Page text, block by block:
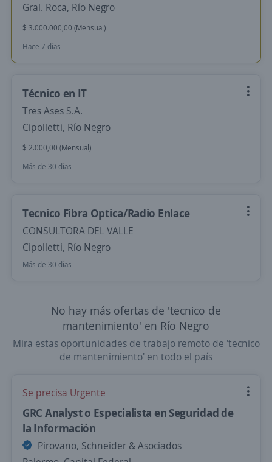
Gral. Roca, Río Negro
$ 3.000.000,00 (Mensual)
Hace 7 días
Técnico en IT
Tres Ases S.A.
Cipolletti, Río Negro
$ 2.000,00 (Mensual)
Más de 30 días
Tecnico Fibra Optica/Radio Enlace
CONSULTORA DEL VALLE
Cipolletti, Río Negro
Más de 30 días
No hay más ofertas de 'tecnico de
mantenimiento' en Río Negro
Mira estas oportunidades de trabajo remoto de 'tecnico
de mantenimiento' en todo el país
Se precisa Urgente
GRC Analyst o Especialista en Seguridad de
la Información
Pirovano, Schneider & Asociados